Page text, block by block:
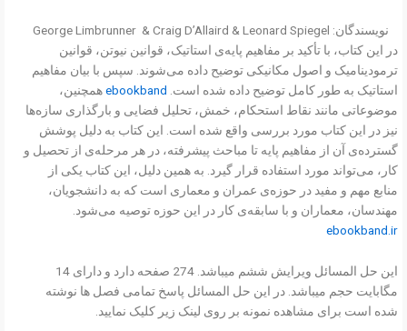
نویسندگان: George Limbrunner & Craig D’Allaird & Leonard Spiegel
در این کتاب، با تأکید بر مفاهیم پایه‌ی استاتیک، قوانین نیوتن، قوانین
ترمودینامیک و اصول مکانیکی توضیح داده می‌شوند. سپس با بیان مفاهیم
استاتیک به طور کامل توضیح داده شده است. ebookbandهمچنین،
موضوعاتی مانند نقاط استحکام، خمش، تحلیل فضایی و بارگذاری سازه‌ها
نیز در این کتاب مورد بررسی واقع شده است. این کتاب به دلیل پوشش
گسترده‌ی آن از مفاهیم پایه تا مباحث پیشرفته، در هر مرحله‌ی از تحصیل و
کار، می‌تواند مورد استفاده قرار گیرد. به همین دلیل، این کتاب یکی از
منابع مهم و مفید در حوزه‌ی عمران و معماری است که به دانشجویان،
مهندسان، معماران و با سابقه‌ی کار در این حوزه توصیه می‌شود.
ebookband.ir
این حل المسائل ویرایش ششم میباشد. 274 صفحه دارد و دارای 14
مگابایت حجم میباشد. در این حل المسائل پاسخ تمامی فصل ها نوشته
شده است برای مشاهده نمونه بر روی لینک زیر کلیک نمایید.